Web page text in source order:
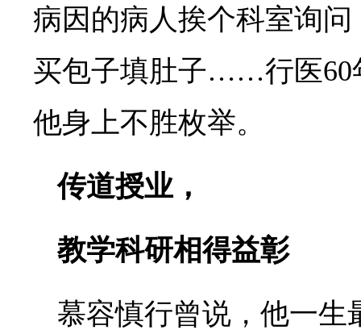
病因的病人挨个科室询
买包子填肚子……行医60
他身上不胜枚举。
传道授业，
教学科研相得益彰
慕容慎行曾说，他一生